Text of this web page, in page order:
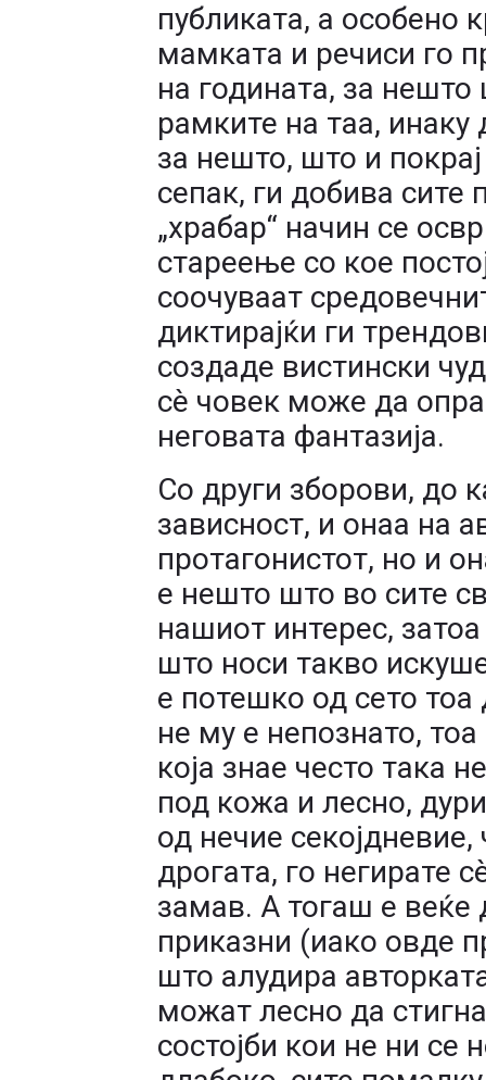
публиката, а особено
мамката и речиси го
на годината, за
рамките на таа,
за нешто, што и
сепак, ги добива сите
„храбар“ начин се
стареење со кое
соочуваат
диктирајќи ги
создаде вистински
сè човек може да
неговата фантазија.
Со други зборови, до
зависност, и онаа на
протагонистот, но и
е нешто што во сите
нашиот интерес,
што носи такво
е потешко од сето
не му е непознато, тоа
која знае често така
под кожа и лесно,
од нечие
дрогата, го негирате
замав. А тогаш е веќе
приказни (иако овде
што алудира
можат лесно да
состојби кои не ни се